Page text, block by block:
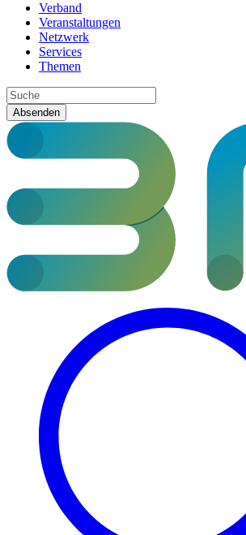
Verband
Veranstaltungen
Netzwerk
Services
Themen
Absenden